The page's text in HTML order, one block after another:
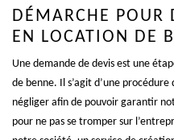
DÉMARCHE POUR
EN LOCATION DE
Une demande de devis est une
de benne. Il s’agit d’une
négliger afin de pouvoir garantir
pour ne pas se tromper sur